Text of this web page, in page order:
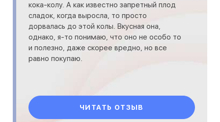
кока-колу. А как известно запретный плод
сладок, когда выросла, то просто
дорвалась до этой колы. Вкусная она,
однако, я-то понимаю, что оно не особо то
и полезно, даже скорее вредно, но все
равно покупаю.
ЧИТАТЬ ОТЗЫВ